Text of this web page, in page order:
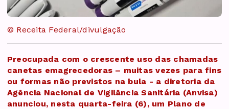
© Receita Federal/divulgação
Preocupada com o crescente uso das chamadas
canetas emagrecedoras – muitas vezes para fins
ou formas não previstos na bula - a diretoria da
Agência Nacional de Vigilância Sanitária (Anvisa)
anunciou, nesta quarta-feira (6), um Plano de